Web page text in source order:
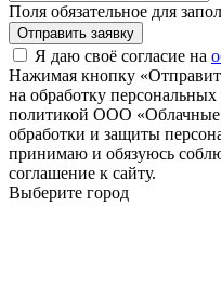
Поля обязательное для
Отправить заявку
Я даю своё согласие на
Нажимая кнопку
на обработку
политикой ООО «Облачные
обработки и защиты
принимаю и обязуюсь
соглашение к сайту.
Выберите город